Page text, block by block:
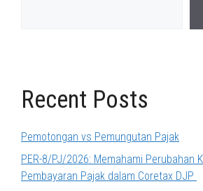
Recent Posts
Pemotongan vs Pemungutan Pajak
PER-8/PJ/2026: Memahami Perubahan
Pembayaran Pajak dalam Coretax DJP